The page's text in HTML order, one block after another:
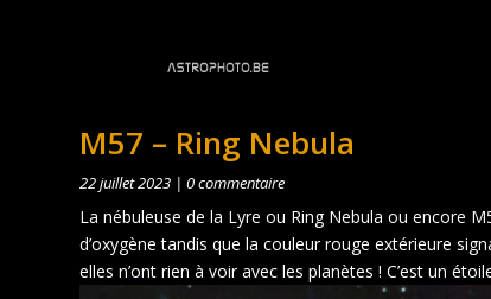
M57 – Ring Nebula
22 juillet 2023 |0 commentaire
La nébuleuse de la Lyre ou Ring Nebula ou encore
d’oxygène tandis que la couleur rouge extérieure
elles n’ont rien à voir avec les planètes ! C’est un